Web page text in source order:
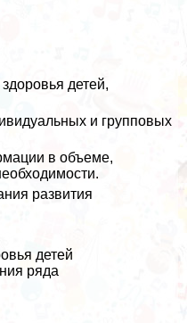
детей,
и групповых
в объеме,
развития
детей
ряда